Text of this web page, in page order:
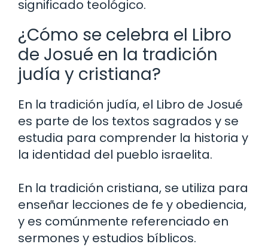
significado teológico.
¿Cómo se celebra el Libro
de Josué en la tradición
judía y cristiana?
En la tradición judía, el Libro de Josué
es parte de los textos sagrados y se
estudia para comprender la historia y
la identidad del pueblo israelita.
En la tradición cristiana, se utiliza para
enseñar lecciones de fe y obediencia,
y es comúnmente referenciado en
sermones y estudios bíblicos.